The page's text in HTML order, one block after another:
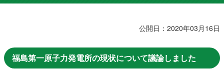
公開日：2020年03月16日
福島第一原子力発電所の現状について議論しました